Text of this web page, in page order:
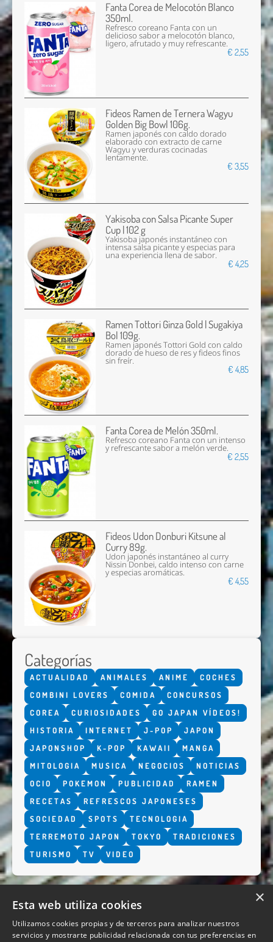
Fanta Corea de Melocotón Blanco
350ml.
Refresco coreano Fanta con un
delicioso sabor a melocotón blanco,
ligero, afrutado y muy refrescante.
€ 2,55
Fideos Ramen de Ternera Wagyu
Golden Big Bowl 106g.
Ramen japonés con caldo dorado
elaborado con extracto de carne
Wagyu y verduras cocinadas
lentamente.
€ 3,55
Yakisoba con Salsa Picante Super
Cup | 102 g
Yakisoba japonés instantáneo con
intensa salsa picante y especias para
una experiencia llena de sabor.
€ 4,25
Ramen Tottori Ginza Gold | Sugakiya
Bol 109g.
Ramen japonés Tottori Gold con caldo
dorado de hueso de res y fideos finos
sin freír.
€ 4,85
Fanta Corea de Melón 350ml.
Refresco coreano Fanta con un intenso
y refrescante sabor a melón verde.
€ 2,55
Fideos Udon Donburi Kitsune al
Curry 89g.
Udon japonés instantáneo al curry
Nissin Donbei, caldo intenso con carne
y especias aromáticas.
€ 4,55
Categorías
ACTUALIDAD ANIMALES ANIME
COCHES
COMBINI LOVERS
COMIDA
CONCURSOS
COREA
CURIOSIDADES
GO JAPAN VÍDEOS!
HISTORIA
INTERNET J-POP
JAPON
JAPONSHOP
K-POP KAWAII
MANGA
MITOLOGIA
MUSICA NEGOCIOS
NOTICIAS
OCIO
POKEMON PUBLICIDAD
RAMEN
RECETAS
REFRESCOS JAPONESES
SOCIEDAD
SPOTS
TECNOLOGIA
TERREMOTO JAPON
TOKYO
TRADICIONES
TURISMO
TV VIDEO
×
Esta web utiliza cookies
Utilizamos cookies propias y de terceros para analizar nuestros
servicios y mostrarte publicidad relacionada con tus preferencias en